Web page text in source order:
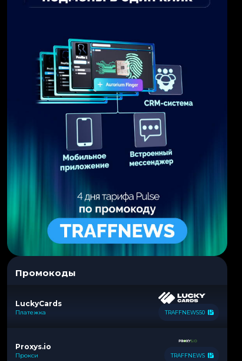
Промокоды
LuckyCards
Платежка TRAFFNEWS50
Proxys.io
Прокси TRAFFNEWS